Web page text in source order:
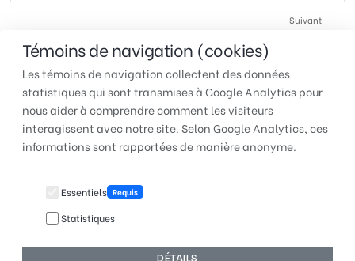
Témoins de navigation (cookies)
Les témoins de navigation collectent des données
statistiques qui sont transmises à Google Analytics pour
nous aider à comprendre comment les visiteurs
interagissent avec notre site. Selon Google Analytics, ces
informations sont rapportées de manière anonyme.
Essentiels Requis
Statistiques
DÉTAILS
Suivant
Une entente porteuse pour les syndiqué(e)s du
Motel Idéal
TUAC QUÉBEC | Pour faire
© 2026 TUAC Québec | Fièrement conçu et hébergé par